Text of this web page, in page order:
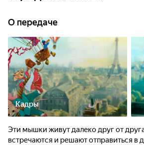
О передаче
Кадры
Эти мышки живут далеко друг от
встречаются и решают отправиться в